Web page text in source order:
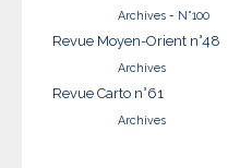
Archives - N°100
Revue Moyen-Orient n°48
Archives
Revue Carto n°61
Archives